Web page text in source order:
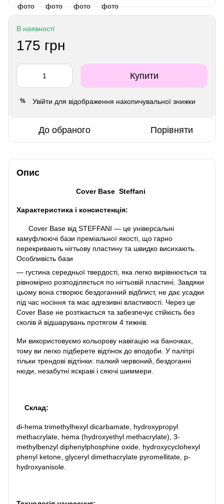
В наявності
175 грн
Купити
% Увійти для відображення накопичувальної знижки
До обраного Порівняти
Опис
Cover Base Steffani
Характеристика і консистенція:
Cover Base від STEFFANI — це універсальні
камуфлюючі бази преміальної якості, що гарно
перекривають нігтьову пластину та швидко висихають.
Особливість бази
— густина середньої твердості, яка легко вирівнюється та
рівномірно розподіляється по нігтьовій пластині. Завдяки
цьому вона створює бездоганний відблист, не дає усадки
під час носіння та має адгезивні властивості. Через це
Cover Base не розтікається та забезпечує стійкість без
сколів й відшарувань протягом 4 тижнів.
Ми використовуємо кольорову навігацію на баночках,
тому ви легко підберете відтінок до вподоби. У палітрі
тільки трендові відтінки: палкий червоний, бездоганні
нюди, незабутні яскраві і сяючі шиммери.
Склад:
di-hema trimethylhexyl dicarbamate, hydroxypropyl
methacrylate, hema (hydroxyethyl methacrylate), 3-
methylbenzyl diphenylphosphine oxide, hydroxycyclohexyl
phenyl ketone, glyceryl dimethacrylate pyromellitate, p-
hydroxyanisole.